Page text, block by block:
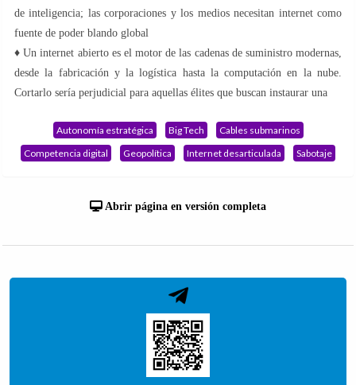
de inteligencia; las corporaciones y los medios necesitan internet como
fuente de poder blando global
♦️ Un internet abierto es el motor de las cadenas de suministro modernas,
desde la fabricación y la logística hasta la computación en la nube.
Cortarlo sería perjudicial para aquellas élites que buscan instaurar una
Autonomía estratégica Big Tech
Cables submarinos
Competencia digital
Geopolítica Internet desarticulada Sabotaje
Abrir página en versión completa